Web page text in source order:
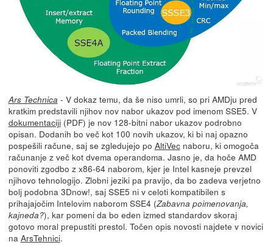
Ars Technica - V dokaz temu, da še niso umrli, so pri AMDju pred
kratkim predstavili njihov nov nabor ukazov pod imenom SSE5. V
dokumentaciji(PDF) je nov 128-bitni nabor ukazov podrobno
opisan. Dodanih bo več kot 100 novih ukazov, ki bi naj opazno
pospešili račune, saj se zgledujejo po AltiVecnaboru, ki omogoča
računanje z več kot dvema operandoma. Jasno je, da hoče AMD
ponoviti zgodbo z x86-64 naborom, kjer je Intel kasneje prevzel
njihovo tehnologijo. Zlobni jeziki pa pravijo, da bo zadeva verjetno
bolj podobna 3Dnow!, saj SSE5 ni v celoti kompatibilen s
prihajajočim Intelovim naborom SSE4 (Zabavna poimenovanja,
kajneda?), kar pomeni da bo eden izmed standardov skoraj
gotovo moral prepustiti prestol. Točen opis novosti najdete v novici
na ArsTehnici.